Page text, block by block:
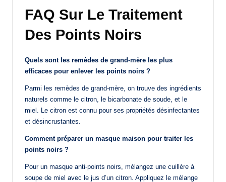
FAQ Sur Le Traitement
Des Points Noirs
Quels sont les remèdes de grand-mère les plus
efficaces pour enlever les points noirs ?
Parmi les remèdes de grand-mère, on trouve des ingrédients
naturels comme le citron, le bicarbonate de soude, et le
miel. Le citron est connu pour ses propriétés désinfectantes
et désincrustantes.
Comment préparer un masque maison pour traiter les
points noirs ?
Pour un masque anti-points noirs, mélangez une cuillère à
soupe de miel avec le jus d’un citron. Appliquez le mélange